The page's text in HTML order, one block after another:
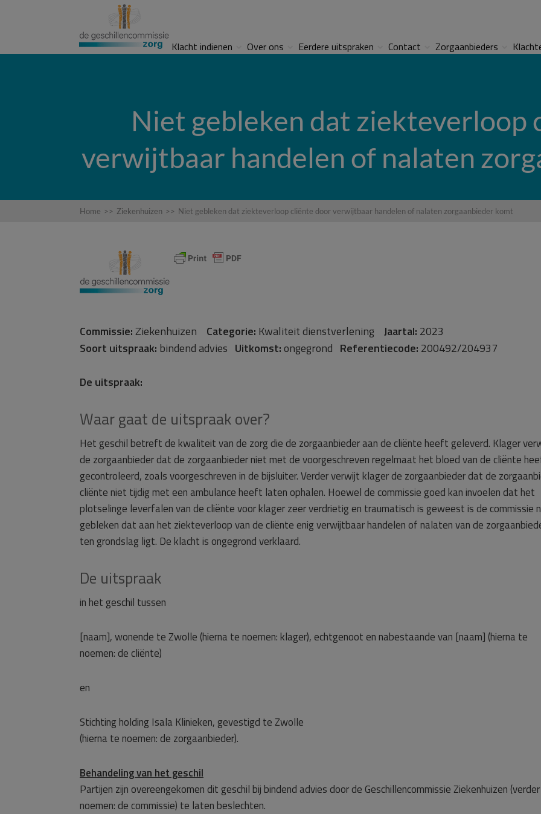
Klacht indienen Over ons Eerdere uitspraken Contact Zorgaanbieders
Niet gebleken dat ziekteverloop
verwijtbaar handelen of nalaten
Home >> Ziekenhuizen >> Niet gebleken dat ziekteverloop cliënte door verwijtbaar handelen of nalaten zorgaanbieder komt
Commissie:Ziekenhuizen Categorie: Kwaliteit dienstverlening Jaartal: 2023
Soort uitspraak: bindend advies Uitkomst:ongegrond Referentiecode: 200492/204937
De uitspraak:
Waar gaat de uitspraak over?
Het geschil betreft de kwaliteit van de zorg die de zorgaanbieder aan de cliënte heeft geleverd. Klager
de zorgaanbieder dat de zorgaanbieder niet met de voorgeschreven regelmaat het bloed van de cliënte
gecontroleerd, zoals voorgeschreven in de bijsluiter. Verder verwijt klager de zorgaanbieder dat de
cliënte niet tijdig met een ambulance heeft laten ophalen. Hoewel de commissie goed kan invoelen dat het
plotselinge leverfalen van de cliënte voor klager zeer verdrietig en traumatisch is geweest is de commissie
gebleken dat aan het ziekteverloop van de cliënte enig verwijtbaar handelen of nalaten van de
ten grondslag ligt. De klacht is ongegrond verklaard.
De uitspraak
in het geschil tussen
[naam], wonende te Zwolle (hierna te noemen: klager), echtgenoot en nabestaande van [naam] (hierna te
noemen: de cliënte)
en
Stichting holding Isala Klinieken, gevestigd te Zwolle
(hierna te noemen: de zorgaanbieder).
Behandeling van het geschil
Partijen zijn overeengekomen dit geschil bij bindend advies door de Geschillencommissie Ziekenhuizen
noemen: de commissie) te laten beslechten.